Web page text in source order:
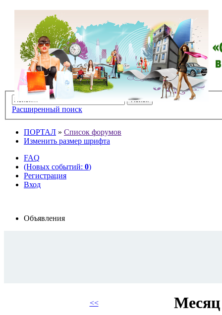
Расширенный поиск
ПОРТАЛ » Список форумов
Изменить размер шрифта
FAQ
(Новых событий: 0)
Регистрация
Вход
Объявления
<< Месяц